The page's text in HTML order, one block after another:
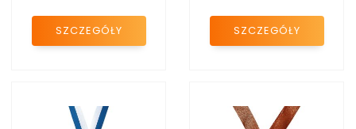
SZCZEGÓŁY SZCZEGÓŁY